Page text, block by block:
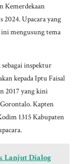
Kemerdekaan
2024. Upacara yang
mengusung tema
inspektur
kepada Iptu Faisal
2017 yang kini
Kapten
1315 Kabupaten
Lanjut Dialog